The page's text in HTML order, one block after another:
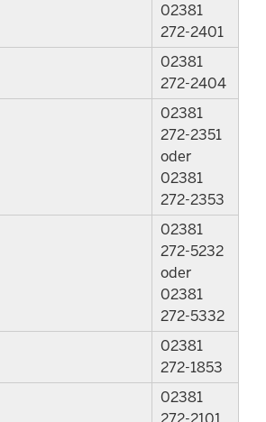
02381
272-2401
02381
272-2404
02381
272-2351
oder
02381
272-2353
02381
272-5232
oder
02381
272-5332
02381
272-1853
02381